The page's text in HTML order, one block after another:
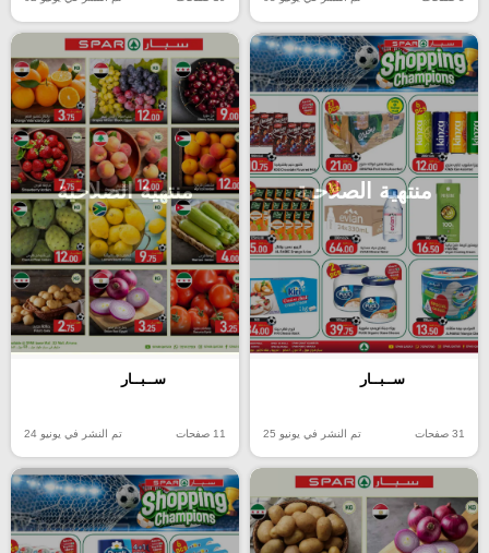
منتهية الصلاحية
ســبــار
31 صفحات تم النشر في يونيو 25
منتهية الصلاحية
ســبــار
11 صفحات تم النشر في يونيو 24